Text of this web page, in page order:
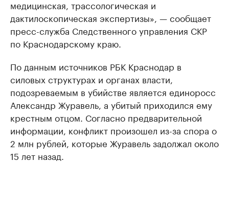
медицинская, трассологическая и
дактилоскопическая экспертизы», — сообщает
пресс-служба Следственного управления СКР
по Краснодарскому краю.
По данным источников РБК Краснодар в
силовых структурах и органах власти,
подозреваемым в убийстве является единоросс
Александр Журавель, а убитый приходился ему
крестным отцом. Согласно предварительной
информации, конфликт произошел из-за спора о
2 млн рублей, которые Журавель задолжал около
15 лет назад.